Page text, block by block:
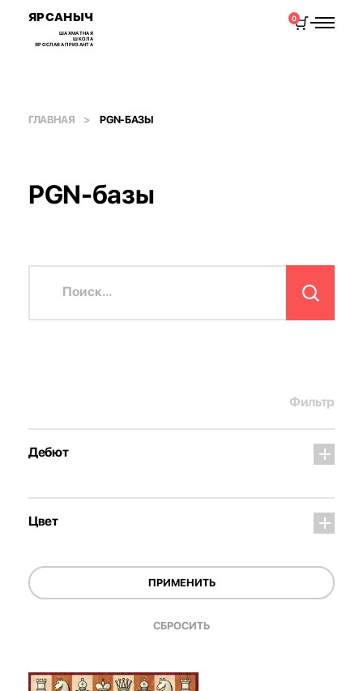
ЯРСАНЫЧ
ШАХМАТНАЯ
ШКОЛА
ЯРОСЛАВА ПРИЗАНТА
0
ГЛАВНАЯ PGN-БАЗЫ
PGN-базы
Фильтр
Дебют
Цвет
ПРИМЕНИТЬ
СБРОСИТЬ